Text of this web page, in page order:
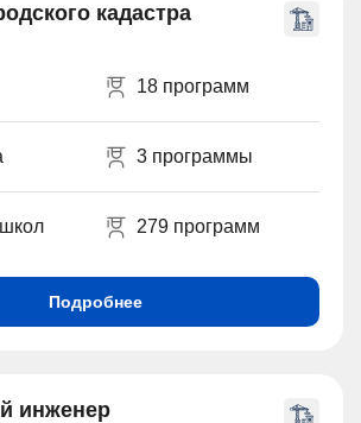
кадастра
18 программ
3 программы
279 программ
Подробнее
инженер